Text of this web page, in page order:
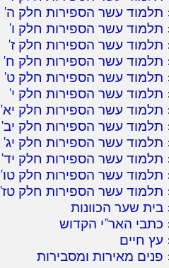
תלמוד עשר הספירות חלק ה'
תלמוד עשר הספירות חלק ו'
תלמוד עשר הספירות חלק ז'
תלמוד עשר הספירות חלק ח'
תלמוד עשר הספירות חלק ט'
תלמוד עשר הספירות חלק י'
תלמוד עשר הספירות חלק יא'
תלמוד עשר הספירות חלק יב'
תלמוד עשר הספירות חלק יג'
תלמוד עשר הספירות חלק יד'
תלמוד עשר הספירות חלק טו'
תלמוד עשר הספירות חלק טז'
בית שער הכוונות
כתבי האר"י הקדוש
עץ חיים
פנים מאירות ומסבירות